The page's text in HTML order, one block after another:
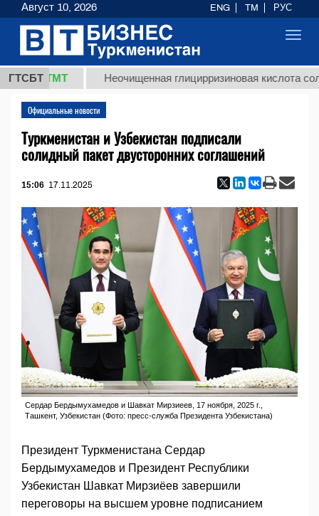
ГТСБТ
ТМТ Неочищенная глицирризиновая кислота
Официальные новости
Туркменистан и Узбекистан подписали
солидный пакет двусторонних соглашений
15:06 17.11.2025
Сердар Бердымухамедов и Шавкат Мирзиеев, 17 ноября, 2025 г.,
Ташкент, Узбекистан (Фото: пресс-служба Президента Узбекистана)
Президент Туркменистана Сердар
Бердымухамедов и Президент Республики
Узбекистан Шавкат Мирзиёев завершили
переговоры на высшем уровне подписанием
Август 10, 2026 ENG TM РУС